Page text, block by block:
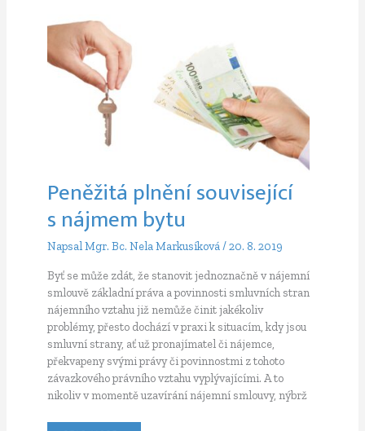
Peněžitá plnění související
s nájmem bytu
NapsalMgr. Bc. Nela Markusíková/20. 8. 2019
Byť se může zdát, že stanovit jednoznačně v nájemní
smlouvě základní práva a povinnosti smluvních stran
nájemního vztahu již nemůže činit jakékoliv
problémy, přesto dochází v praxi k situacím, kdy jsou
smluvní strany, ať už pronajímatel či nájemce,
překvapeny svými právy či povinnostmi z tohoto
závazkového právního vztahu vyplývajícími. A to
nikoliv v momentě uzavírání nájemní smlouvy, nýbrž